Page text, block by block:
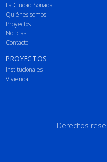
La Ciudad Soñada
Quiénes somos
Proyectos
Noticias
Contacto
PROYECTOS
Institucionales
Vivienda
Derechos